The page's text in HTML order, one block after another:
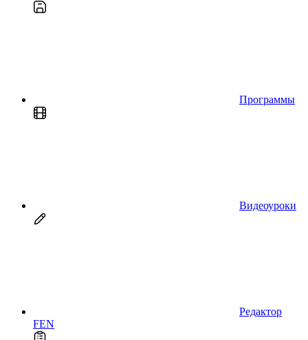
Программы
Видеоуроки
Редактор
FEN